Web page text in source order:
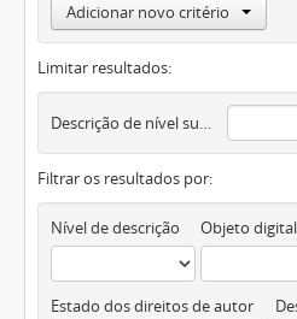
Adicionar novo critério
Limitar resultados:
Descrição de nível superior
Filtrar os resultados por:
Nível de descrição
Estado dos direitos de autor